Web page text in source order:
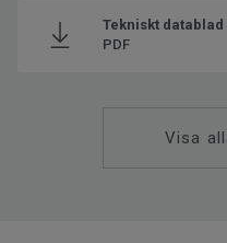
Tekniskt datablad
PDF
Visa